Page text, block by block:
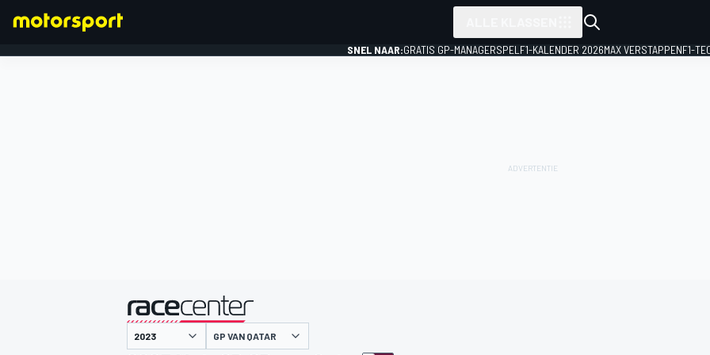
SNEL NAAR:GRATIS GP-MANAGERSPEL F1-KALENDER 2026MAX VERSTAPPENF1-
gepresenteerd door
GP VAN QATAR